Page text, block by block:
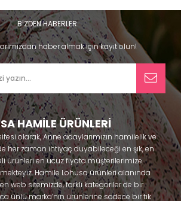
BİZDEN HABERLER
haber almak için kayıt olun!
HAMİLE ÜRÜNLERİ
olarak, Anne adaylarımızın hamilelik ve
her zaman ihtiyaç duyabileceği en şık, en
ürünleri en ucuz fiyata müşterilerimize
Hamile Lohusa ürünleri alanında
web sitemizde, farklı kategoriler de bir
ünlü marka’nın ürünlerine sadece bir tık